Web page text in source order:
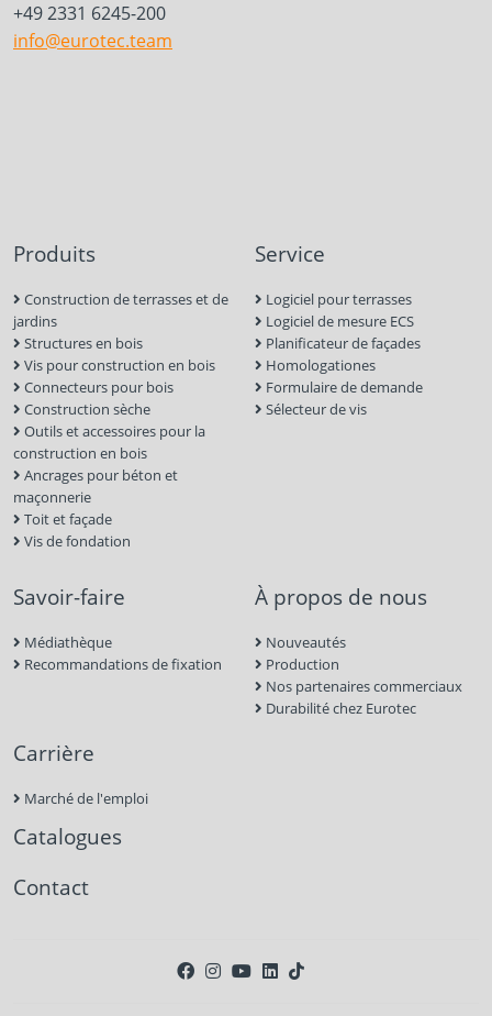
+49 2331 6245-200
info@eurotec.team
Produits
Construction de terrasses et de
jardins
Structures en bois
Vis pour construction en bois
Connecteurs pour bois
Construction sèche
Outils et accessoires pour la
construction en bois
Ancrages pour béton et
maçonnerie
Toit et façade
Vis de fondation
Service
Logiciel pour terrasses
Logiciel de mesure ECS
Planificateur de façades
Homologationes
Formulaire de demande
Sélecteur de vis
Savoir-faire
Médiathèque
Recommandations de fixation
À propos de nous
Nouveautés
Production
Nos partenaires commerciaux
Durabilité chez Eurotec
Carrière
Marché de l'emploi
Catalogues
Contact